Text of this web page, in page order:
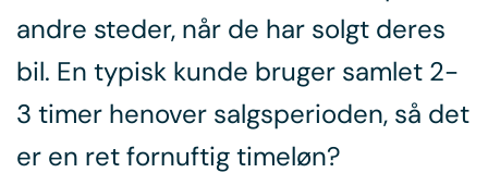
andre steder, når de har solgt deres
bil. En typisk kunde bruger samlet 2-
3 timer henover salgsperioden, så det
er en ret fornuftig timeløn?